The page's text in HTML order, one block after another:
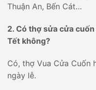
Thuận An, Bến Cát…
2. Có thợ sửa cửa
Tết không?
Có, thợ Vua Cửa Cuốn
ngày lễ.